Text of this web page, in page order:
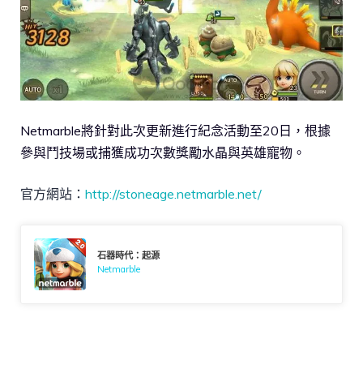
Netmarble將針對此次更新進行紀念活動至20日，根據
參與鬥技場或捕獲成功次數獎勵水晶與英雄寵物。
官方網站： http://stoneage.netmarble.net/
石器時代：起源
Netmarble